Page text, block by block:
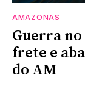
AMAZONAS
Guerra
frete e
do AM